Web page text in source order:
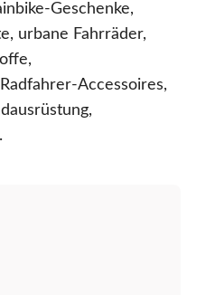
Geschenke,
urbane Fahrräder,
Accessoires,